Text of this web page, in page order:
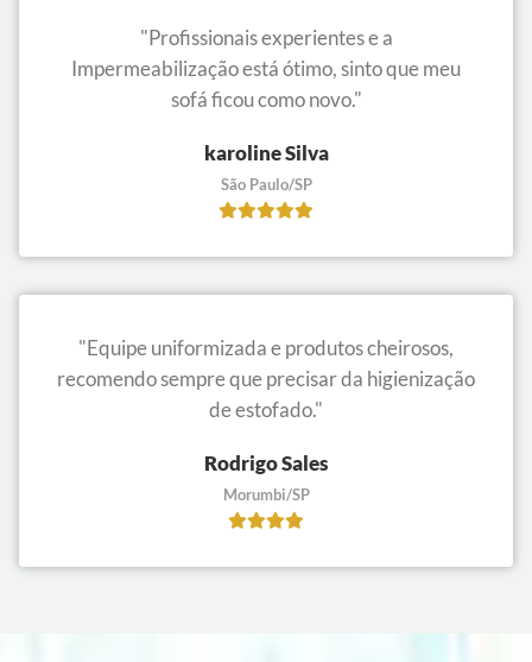
"Profissionais experientes e a
Impermeabilização está ótimo, sinto que meu
sofá ficou como novo."
karoline Silva
São Paulo/SP
"Equipe uniformizada e produtos cheirosos,
recomendo sempre que precisar da higienização
de estofado."
Rodrigo Sales
Morumbi/SP